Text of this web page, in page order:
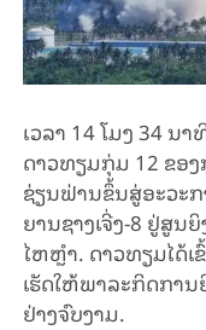
ເວ​ລາ 14 ໂມງ 34 ນ
ດາວ​ທຽມ​ກຸ່ມ 12 ​ຂອ
ຊ່ຽນ​ຟ່ານຂຶ້ນ​ສູ່​ອະ​ວະ​
ຍານ​ຊາງ​ເຈີ່ງ-8 ຢູ່​ສູນ​
ໄຫຫຼຳ. ດາວ​ທຽມ​ໄດ້​ເ
ເຮັດ​ໃຫ້​ພາ​ລະ​ກິດ​ກາ
ຢ່າງ​ຈົບ​ງາມ.